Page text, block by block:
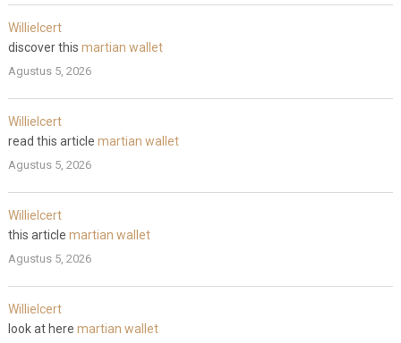
WillieIcert
discover this martian wallet
Agustus 5, 2026
WillieIcert
read this article martian wallet
Agustus 5, 2026
WillieIcert
this article martian wallet
Agustus 5, 2026
WillieIcert
look at here martian wallet